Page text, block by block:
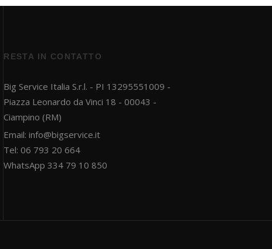
RESTA IN CONTATTO
Big Service Italia S.r.l. - PI 13295551009 -
Piazza Leonardo da Vinci 18 - 00043 -
Ciampino (RM)
Email:info@bigservice.it
Tel: 06 793 20 664
WhatsApp 334 79 10 850